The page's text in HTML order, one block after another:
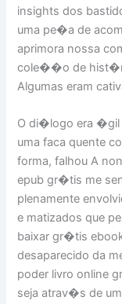
insights dos
uma pe�a de
aprimora nossa
cole��o de
Algumas eram
O di�logo era �gil
uma faca quente
forma, falhou A
epub gr�tis me
plenamente
e matizados que
baixar gr�tis
desaparecido da
poder livro online
seja atrav�s de